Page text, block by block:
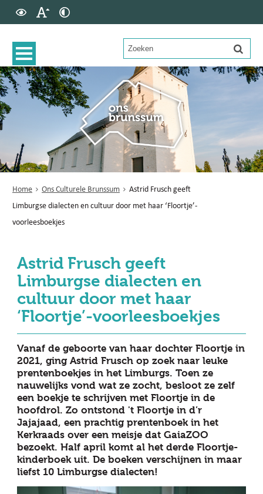
Home Ons Culturele Brunssum
Astrid Frusch geeft
Limburgse dialecten en cultuur door met haar ‘Floortje’-
voorleesboekjes
Astrid Frusch geeft
Limburgse dialecten en
cultuur door met haar
‘Floortje’-voorleesboekjes
Vanaf de geboorte van haar dochter Floortje in
2021, ging Astrid Frusch op zoek naar leuke
prentenboekjes in het Limburgs. Toen ze
nauwelijks vond wat ze zocht, besloot ze zelf
een boekje te schrijven met Floortje in de
hoofdrol. Zo ontstond 't Floortje in d’r
Jajajaad, een prachtig prentenboek in het
Kerkraads over een meisje dat GaiaZOO
bezoekt. Half april komt al het derde Floortje-
kinderboek uit. De boeken verschijnen in maar
liefst 10 Limburgse dialecten!